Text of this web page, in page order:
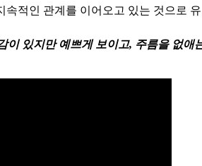
속적인 관계를 이어오고 있는 것으로
이 있지만 예쁘게 보이고, 주름을 없